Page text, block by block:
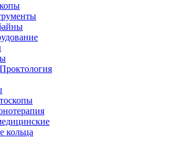
Проктология
кольца